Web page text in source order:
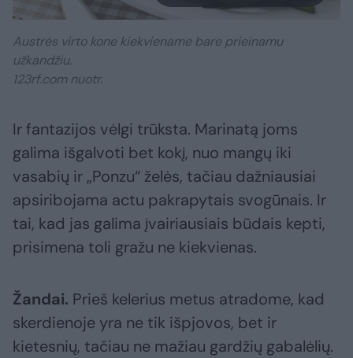
Austrės virto kone kiekviename bare prieinamu
užkandžiu.
123rf.com nuotr.
Ir fantazijos vėlgi trūksta. Marinatą joms
galima išgalvoti bet kokį, nuo mangų iki
vasabių ir „Ponzu“ želės, tačiau dažniausiai
apsiribojama actu pakrapytais svogūnais. Ir
tai, kad jas galima įvairiausiais būdais kepti,
prisimena toli gražu ne kiekvienas.
Žandai. Prieš kelerius metus atradome, kad
skerdienoje yra ne tik išpjovos, bet ir
kietesnių, tačiau ne mažiau gardžių gabalėlių.